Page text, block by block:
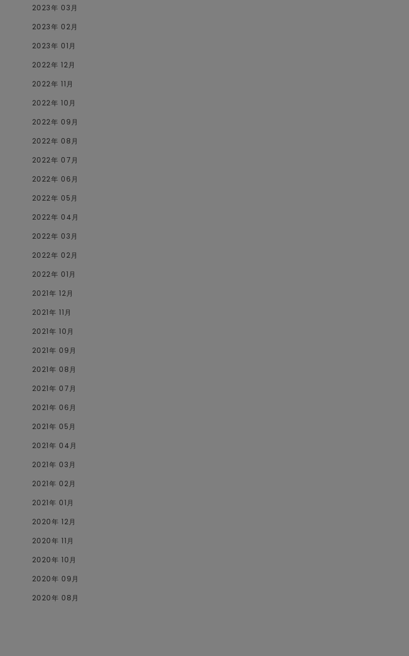
2023年 03月
2023年 02月
2023年 01月
2022年 12月
2022年 11月
2022年 10月
2022年 09月
2022年 08月
2022年 07月
2022年 06月
2022年 05月
2022年 04月
2022年 03月
2022年 02月
2022年 01月
2021年 12月
2021年 11月
2021年 10月
2021年 09月
2021年 08月
2021年 07月
2021年 06月
2021年 05月
2021年 04月
2021年 03月
2021年 02月
2021年 01月
2020年 12月
2020年 11月
2020年 10月
2020年 09月
2020年 08月